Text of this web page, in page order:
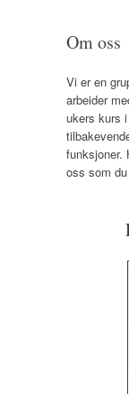
contentOm oss
Vi er en
arbeider
ukers kurs
funksjoner.
oss som